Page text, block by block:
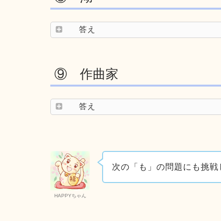
答え
⑨ 作曲家
答え
HAPPYちゃん
次の「も」の問題にも挑戦